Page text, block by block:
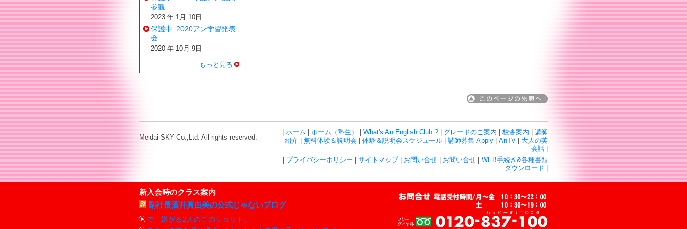
参観
2023 年 1月 10日
保護中: 2020アン学習発表
会
2020 年 10月 9日
もっと見る
Meidai SKY Co.,Ltd. All rights reserved.
ホーム ホーム（塾生） What's An English Club ? グレードのご案内 校舎案内
講師
紹介
無料体験＆説明会 体験＆説明会スケジュール 講師募集 Apply AnTV
大人の英
会話
プライバシーポリシー サイトマップ| お問い合せ お問い合せ
WEB手続き&各種書類
ダウンロード
新入会時のクラス案内
副社長酒井真由美の公式じゃないブログ
で、嫌がる2人のこのショット。